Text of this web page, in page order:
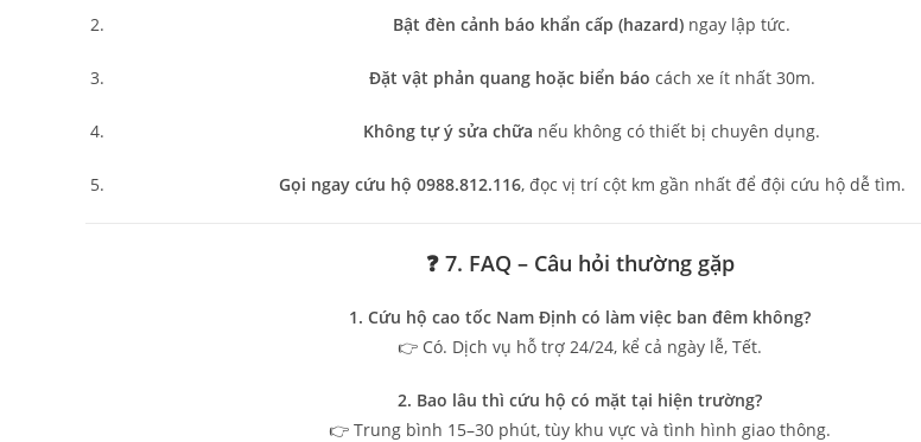
Bật đèn cảnh báo khẩn cấp (hazard) ngay lập tức.
Đặt vật phản quang hoặc biển báo cách xe ít nhất 30m.
Không tự ý sửa chữa nếu không có thiết bị chuyên dụng.
Gọi ngay cứu hộ 0988.812.116, đọc vị trí cột km gần nhất để đội cứu hộ dễ tìm.
❓ 7. FAQ – Câu hỏi thường gặp
1. Cứu hộ cao tốc Nam Định có làm việc ban đêm không?
👉 Có. Dịch vụ hỗ trợ 24/24, kể cả ngày lễ, Tết.
2. Bao lâu thì cứu hộ có mặt tại hiện trường?
👉 Trung bình 15–30 phút, tùy khu vực và tình hình giao thông.